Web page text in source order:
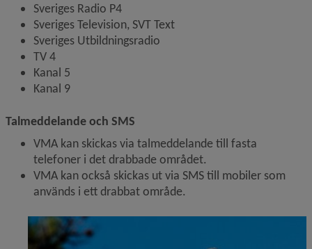
Sveriges Radio P4
Sveriges Television, SVT Text
Sveriges Utbildningsradio
TV 4
Kanal 5
Kanal 9
Talmeddelande och SMS
VMA kan skickas via talmeddelande till fasta
telefoner i det drabbade området.
VMA kan också skickas ut via SMS till mobiler som
används i ett drabbat område.